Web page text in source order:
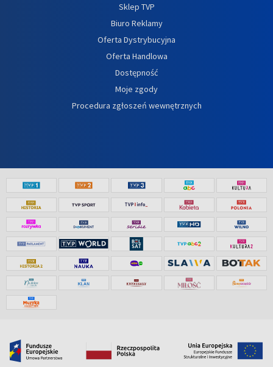
Sklep TVP
Biuro Reklamy
Oferta Dystrybucyjna
Oferta Handlowa
Dostępność
Moje zgody
Procedura zgłoszeń wewnętrznych